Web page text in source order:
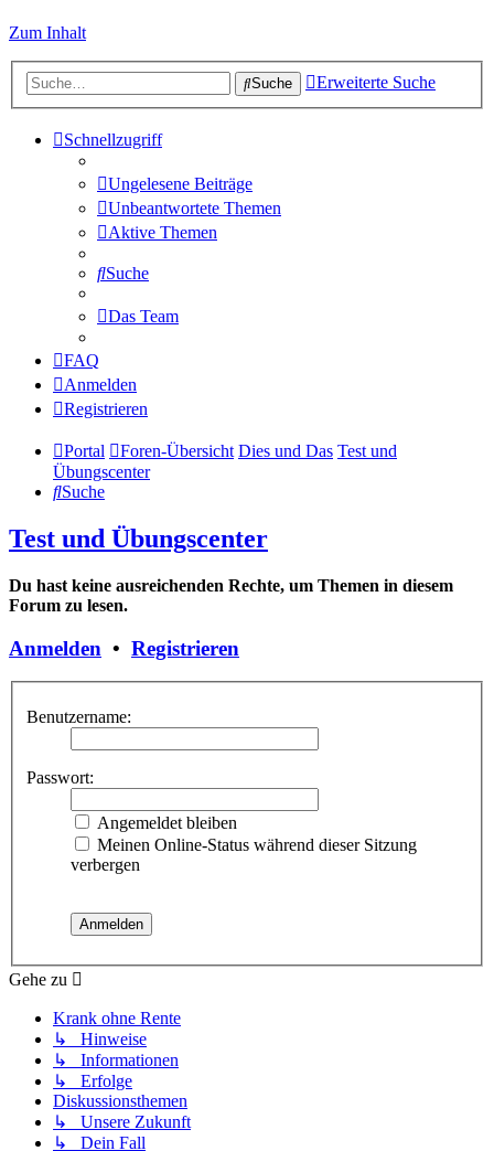
Zum Inhalt
Suche Erweiterte Suche
Schnellzugriff
Ungelesene Beiträge
Unbeantwortete Themen
Aktive Themen
Suche
Das Team
FAQ
Anmelden
Registrieren
Portal Foren-Übersicht Dies und Das Test und
Übungscenter
Suche
Test und Übungscenter
Du hast keine ausreichenden Rechte, um Themen in diesem
Forum zu lesen.
Anmelden • Registrieren
Benutzername:
Passwort:
Angemeldet bleiben
Meinen Online-Status während dieser Sitzung
verbergen
Gehe zu
Krank ohne Rente
↳ Hinweise
↳ Informationen
↳ Erfolge
Diskussionsthemen
↳ Unsere Zukunft
↳ Dein Fall